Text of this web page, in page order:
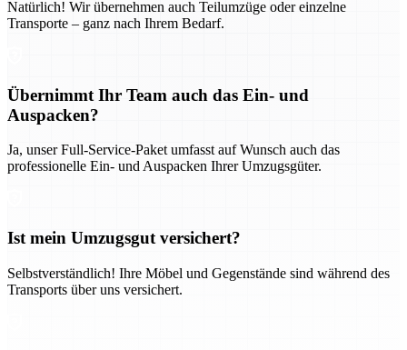
Natürlich! Wir übernehmen auch Teilumzüge oder einzelne
Transporte – ganz nach Ihrem Bedarf.
Übernimmt Ihr Team auch das Ein- und
Auspacken?
Ja, unser Full-Service-Paket umfasst auf Wunsch auch das
professionelle Ein- und Auspacken Ihrer Umzugsgüter.
Ist mein Umzugsgut versichert?
Selbstverständlich! Ihre Möbel und Gegenstände sind während des
Transports über uns versichert.